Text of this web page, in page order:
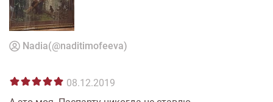
Nadia(@naditimofeeva)
08.12.2019